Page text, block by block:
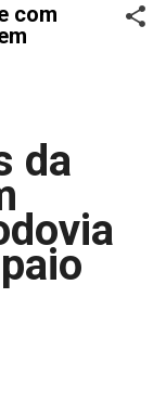
com
da